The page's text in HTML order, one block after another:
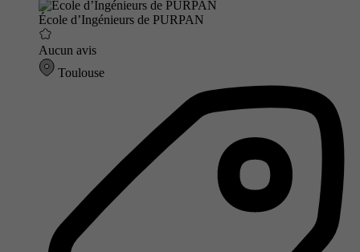
École d’Ingénieurs de PURPAN
Aucun avis
Toulouse